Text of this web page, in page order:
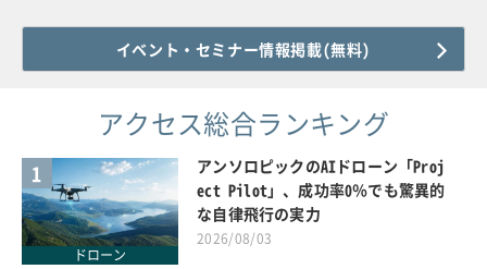
イベント・セミナー情報掲載(無料)
アクセス総合ランキング
1
ドローン
アンソロピックのAIドローン「Proj
ect Pilot」、成功率0％でも驚異的
な自律飛行の実力
2026/08/03